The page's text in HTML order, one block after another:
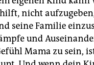
nicht
seine Familie
und
Mama zu sein,